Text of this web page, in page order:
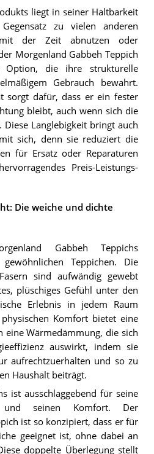
liegt in seiner Haltbarkeit
zu vielen anderen
der Zeit abnutzen oder
Morgenland Gabbeh Teppich
Option, die ihre strukturelle
Gebrauch bewahrt.
sorgt dafür, dass er ein fester
bleibt, auch wenn sich die
Langlebigkeit bringt auch
sich, denn sie reduziert die
für Ersatz oder Reparaturen
Preis-Leistungs-
Die weiche und dichte
Gabbeh Teppichs
Teppichen. Die
sind aufwändig gewebt
plüschiges Gefühl unter den
Erlebnis in jedem Raum
Komfort bietet eine
eine Wärmedämmung, die sich
auswirkt, indem sie
aufrechtzuerhalten und so zu
Haushalt beiträgt.
ist ausschlaggebend für seine
und seinen Komfort. Der
ist so konzipiert, dass er für
geeignet ist, ohne dabei an
doppelte Überlegung stellt